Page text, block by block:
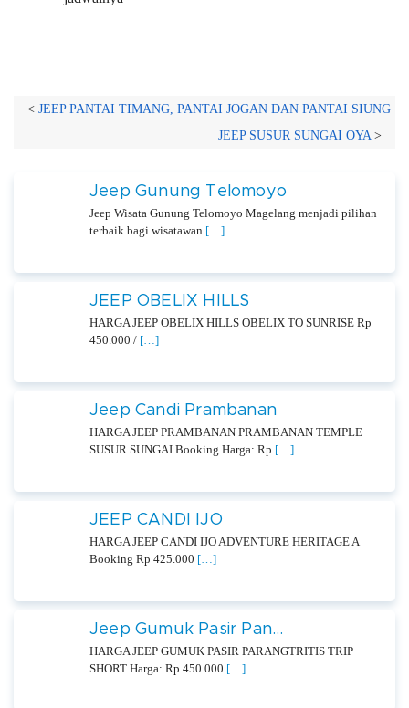
< JEEP PANTAI TIMANG, PANTAI JOGAN DAN PANTAI SIUNG
JEEP SUSUR SUNGAI OYA>
Jeep Gunung Telomoyo
Jeep Wisata Gunung Telomoyo Magelang menjadi pilihan
terbaik bagi wisatawan […]
JEEP OBELIX HILLS
HARGA JEEP OBELIX HILLS OBELIX TO SUNRISE Rp
450.000 / […]
Jeep Candi Prambanan
HARGA JEEP PRAMBANAN PRAMBANAN TEMPLE
SUSUR SUNGAI Booking Harga: Rp […]
JEEP CANDI IJO
HARGA JEEP CANDI IJO ADVENTURE HERITAGE A
Booking Rp 425.000 […]
Jeep Gumuk Pasir Pan...
HARGA JEEP GUMUK PASIR PARANGTRITIS TRIP
SHORT Harga: Rp 450.000 […]